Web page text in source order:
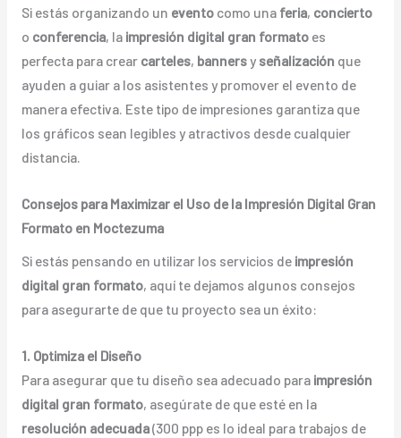
Si estás organizando un eventocomo una feria, concierto
o conferencia, la impresión digital gran formatoes
perfecta para crear carteles, bannersy señalización que
ayuden a guiar a los asistentes y promover el evento de
manera efectiva. Este tipo de impresiones garantiza que
los gráficos sean legibles y atractivos desde cualquier
distancia.
Consejos para Maximizar el Uso de la Impresión Digital Gran
Formato en Moctezuma
Si estás pensando en utilizar los servicios de impresión
digital gran formato, aquí te dejamos algunos consejos
para asegurarte de que tu proyecto sea un éxito:
1. Optimiza el Diseño
Para asegurar que tu diseño sea adecuado para impresión
digital gran formato, asegúrate de que esté en la
resolución adecuada(300 ppp es lo ideal para trabajos de